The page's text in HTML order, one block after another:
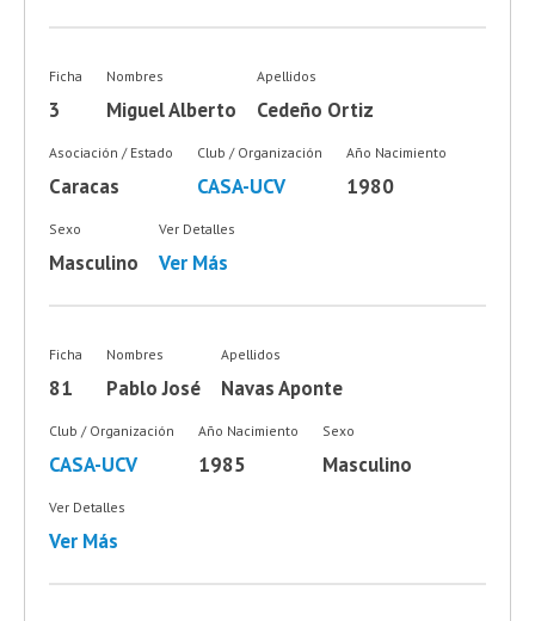
Ficha
3
Nombres
Miguel Alberto
Apellidos
Cedeño Ortiz
Asociación / Estado
Caracas
Club / Organización
CASA-UCV
Año Nacimiento
1980
Sexo
Masculino
Ver Detalles
Ver Más
Ficha
81
Nombres
Pablo José
Apellidos
Navas Aponte
Club / Organización
CASA-UCV
Año Nacimiento
1985
Sexo
Masculino
Ver Detalles
Ver Más